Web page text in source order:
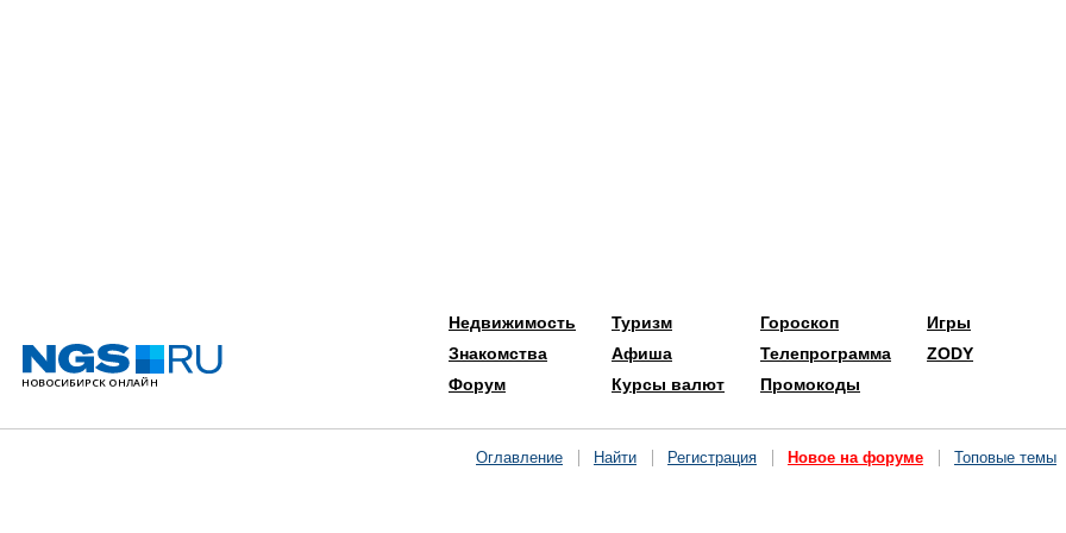
Недвижимость
Знакомства
Форум
Туризм
Афиша
Курсы валют
Гороскоп
Телепрограмма
Промокоды
Игры
ZODY
Оглавление Найти Регистрация Новое на форуме Топовые темы